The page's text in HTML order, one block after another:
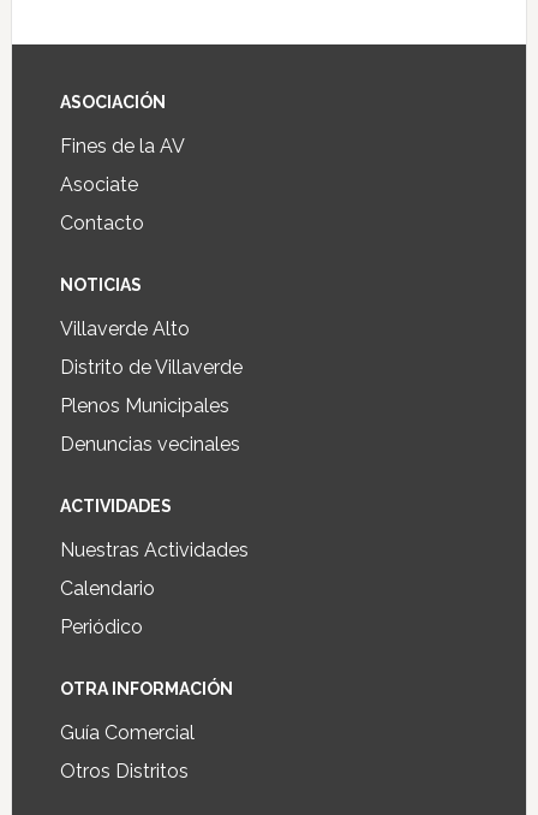
ASOCIACIÓN
Fines de la AV
Asociate
Contacto
NOTICIAS
Villaverde Alto
Distrito de Villaverde
Plenos Municipales
Denuncias vecinales
ACTIVIDADES
Nuestras Actividades
Calendario
Periódico
OTRA INFORMACIÓN
Guía Comercial
Otros Distritos